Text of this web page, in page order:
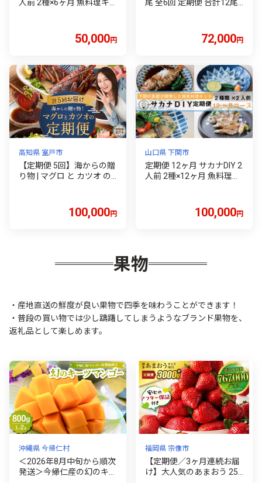
人前 2種×6ヶ月 魚料理キ
定期便 お楽しみ 毎月変わ
る 地魚 煮魚 焼き魚 刺身
げ カツ 漬け 揚物 惣菜 絶
品 フライ お手軽 簡単調理
定期便 レシピ付き )
50,000円
尾 全6回 定期便 合計12尾 (
72,000円
高知県 室戸市
【定期便 5回】海からの贈
り物 | マグロ と カツオ の
ろたたき 魚 海鮮 冷凍 タカ
シン 海鮮定期便 人気定期
会 高知県 室戸市
100,000円
山口県 下関市
定期便 12ヶ月 サカナDIY 2
人前 2種×12ヶ月 魚料理キ
定期便 お楽しみ 毎月変わ
る 地魚 煮魚 焼き魚 刺身
定期便 レシピ付き )
100,000円
果物
・産地直送の鮮度が良い果物で四季を味わうことができます！
・普段の買い物では少し躊躇してしまうようなブランド果物を、
返礼品として楽しめます。
沖縄県 今帰仁村
＜2026年8月中旬から順次
発送＞今帰仁産の幻のキー
福岡県 宗像市
【定期便／3ヶ月連続お届
け】大人気のあまおう 250